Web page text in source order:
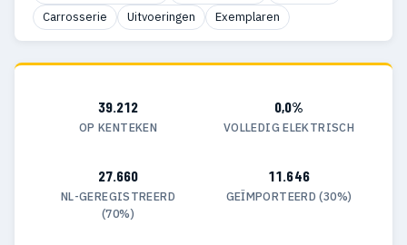
Carrosserie
Uitvoeringen Exemplaren
39.212
OP KENTEKEN
0,0%
VOLLEDIG ELEKTRISCH
27.660
NL-GEREGISTREERD
(70%)
11.646
GEÏMPORTEERD (30%)